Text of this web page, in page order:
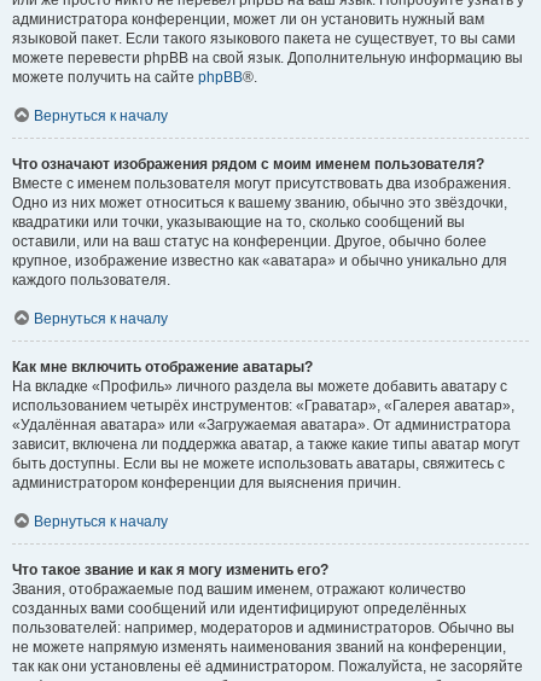
администратора конференции, может ли он установить нужный вам
языковой пакет. Если такого языкового пакета не существует, то вы сами
можете перевести phpBB на свой язык. Дополнительную информацию вы
можете получить на сайте phpBB®.
Вернуться к началу
Что означают изображения рядом с моим именем пользователя?
Вместе с именем пользователя могут присутствовать два изображения.
Одно из них может относиться к вашему званию, обычно это звёздочки,
квадратики или точки, указывающие на то, сколько сообщений вы
оставили, или на ваш статус на конференции. Другое, обычно более
крупное, изображение известно как «аватара» и обычно уникально для
каждого пользователя.
Вернуться к началу
Как мне включить отображение аватары?
На вкладке «Профиль» личного раздела вы можете добавить аватару с
использованием четырёх инструментов: «Граватар», «Галерея аватар»,
«Удалённая аватара» или «Загружаемая аватара». От администратора
зависит, включена ли поддержка аватар, а также какие типы аватар могут
быть доступны. Если вы не можете использовать аватары, свяжитесь с
администратором конференции для выяснения причин.
Вернуться к началу
Что такое звание и как я могу изменить его?
Звания, отображаемые под вашим именем, отражают количество
созданных вами сообщений или идентифицируют определённых
пользователей: например, модераторов и администраторов. Обычно вы
не можете напрямую изменять наименования званий на конференции,
так как они установлены её администратором. Пожалуйста, не засоряйте